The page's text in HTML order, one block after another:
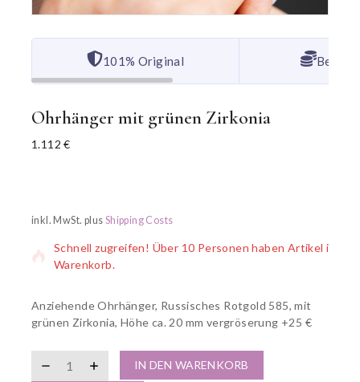
101% Original Bester
Ohrhänger mit grünen Zirkonia
1.112€
inkl. MwSt. plus Shipping Costs
20 Produkte wurden in den letzten 13 Stunden verkauft
Schnell zugreifen! Über 10 Personen haben Artikel im
Warenkorb.
Anziehende Ohrhänger, Russisches Rotgold 585, mit
grünen Zirkonia, Höhe ca. 20 mm vergröserung +25 €
IN DEN WARENKORB